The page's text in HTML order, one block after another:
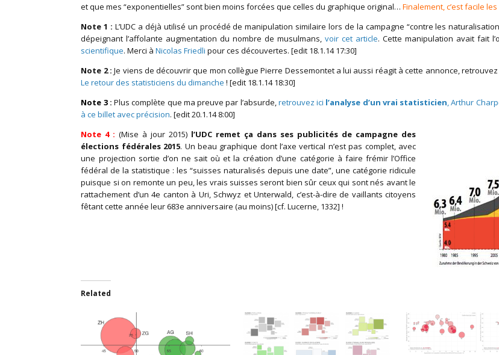
et que mes “exponentielles” sont bien moins forcées que celles du graphique original…Finalement, c’est facile
Note 1 :L’UDC a déjà utilisé un procédé de manipulation similaire lors de la campagne “contre les
dépeignant l’affolante augmentation du nombre de musulmans,voir cet article. Cette manipulation avait fait
scientifique. Merci àNicolas Friedli pour ces découvertes. [edit 18.1.14 17:30]
Note 2 : Je viens de découvrir que mon collègue Pierre Dessemontet a lui aussi réagit à cette annonce,
Le retour des statisticiens du dimanche ! [edit 18.1.14 18:30]
Note 3: Plus complète que ma preuve par l’absurde,retrouvez ici l’analyse d’un vrai statisticien, Arthur
à ce billet avec précision. [edit 20.1.14 8:00]
Note 4 : (Mise à jour 2015) l’UDC remet ça dans ses publicités de campagne des
élections fédérales 2015. Un beau graphique dont l’axe vertical n’est pas complet, avec
une projection sortie d’on ne sait où et la création d’une catégorie à faire frémir l’Office
fédéral de la statistique : les “suisses naturalisés depuis une date”, une catégorie ridicule
puisque si on remonte un peu, les vrais suisses seront bien sûr ceux qui sont nés avant le
rattachement d’un 4e canton à Uri, Schwyz et Unterwald, c’est-à-dire de vaillants citoyens
fêtant cette année leur 683e anniversaire (au moins) [cf. Lucerne, 1332] !
Related